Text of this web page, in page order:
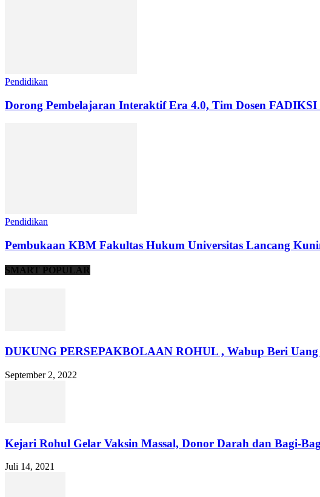
Pendidikan
Dorong Pembelajaran Interaktif Era 4.0, Tim Dosen
Pendidikan
Pembukaan KBM Fakultas Hukum Universitas Lancang
SMART POPULAR
DUKUNG PERSEPAKBOLAAN ROHUL , Wabup Beri Uang
September 2, 2022
Kejari Rohul Gelar Vaksin Massal, Donor Darah dan Bagi-
Juli 14, 2021